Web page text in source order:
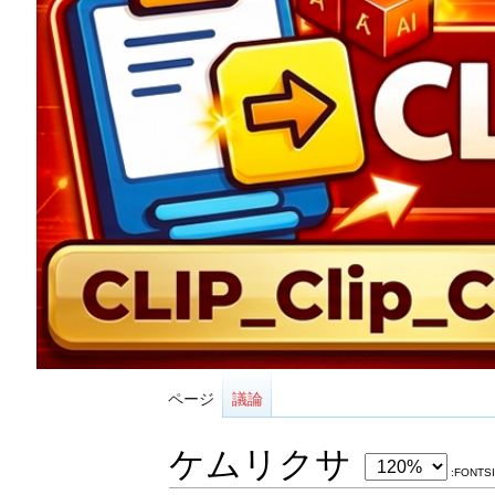
ページ 議論
ケムリクサ